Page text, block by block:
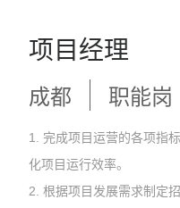
项目经理
成都 职能岗
1. 完成项目运营的各项指
化项目运行效率。
2. 根据项目发展需求制定